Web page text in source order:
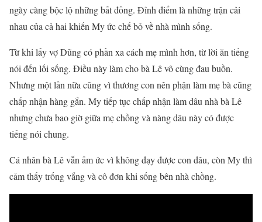
ngày càng bộc lộ những bất đồng. Đỉnh điểm là những trận cải
nhau của cả hai khiến My ức chế bỏ về nhà mình sống.
Từ khi lấy vợ Dũng có phần xa cách mẹ mình hơn, từ lời ăn tiếng
nói đến lối sống. Điều này làm cho bà Lê vô cùng đau buồn.
Nhưng một lần nữa cũng vì thương con nên phận làm mẹ bà cũng
chấp nhận hàng gắn. My tiếp tục chấp nhận làm dâu nhà bà Lê
nhưng chưa bao giờ giữa mẹ chồng và nàng dâu này có được
tiếng nói chung.
Cá nhân bà Lê vẫn ấm ức vì không dạy được con dâu, còn My thì
cảm thấy trống vắng và cô đơn khi sống bên nhà chồng.